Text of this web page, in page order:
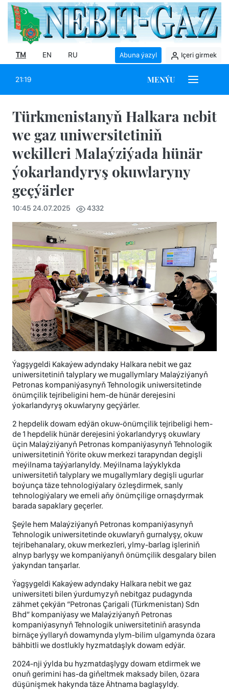
TM EN RU Abuna ýazyl Içeri girmek
21:19 MENÝU
Türkmenistanyň Halkara nebit
we gaz uniwersitetiniň
wekilleri Malaýziýada hünär
ýokarlandyryş okuwlaryny
geçýärler
10:45 24.07.2025 4332
Ýagşygeldi Kakaýew adyndaky Halkara nebit we gaz
uniwersitetiniň talyplary we mugallymlary Malaýziýanyň
Petronas kompaniýasynyň Tehnologik uniwersitetinde
önümçilik tejribeligini hem-de hünär derejesini
ýokarlandyryş okuwlaryny geçýärler.
2 hepdelik dowam edýän okuw-önümçilik tejribeligi hem-
de 1 hepdelik hünär derejesini ýokarlandyryş okuwlary
üçin Malaýziýanyň Petronas kompaniýasynyň Tehnologik
uniwersitetiniň Ýörite okuw merkezi tarapyndan degişli
meýilnama taýýarlanyldy. Meýilnama laýyklykda
uniwersitetiň talyplary we mugallymlary degişli ugurlar
boýunça täze tehnologiýalary özleşdirmek, sanly
tehnologiýalary we emeli aňy önümçilige ornaşdyrmak
barada sapaklary geçerler.
Şeýle hem Malaýziýanyň Petronas kompaniýasynyň
Tehnologik uniwersitetinde okuwlaryň gurnalyşy, okuw
tejribehanalary, okuw merkezleri, ylmy-barlag işleriniň
alnyp barlyşy we kompaniýanyň önümçilik desgalary bilen
ýakyndan tanşarlar.
Ýagşygeldi Kakaýew adyndaky Halkara nebit we gaz
uniwersiteti bilen ýurdumyzyň nebitgaz pudagynda
zähmet çekýän “Petronas Çarigali (Türkmenistan) Sdn
Bhd” kompaniýasy we Malaýziýanyň Petronas
kompaniýasynyň Tehnologik uniwersitetiniň arasynda
birnäçe ýyllaryň dowamynda ylym-bilim ulgamynda özara
bähbitli we dostlukly hyzmatdaşlyk dowam edýär.
2024-nji ýylda bu hyzmatdaşlygy dowam etdirmek we
onuň gerimini has-da giňeltmek maksady bilen, özara
düşünişmek hakynda täze Ähtnama baglaşyldy.